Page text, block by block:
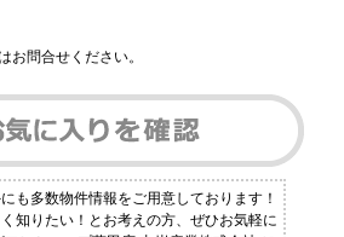
お問合せください。
も多数物件情報をご用意しております！
知りたい！とお考えの方、ぜひお気軽に